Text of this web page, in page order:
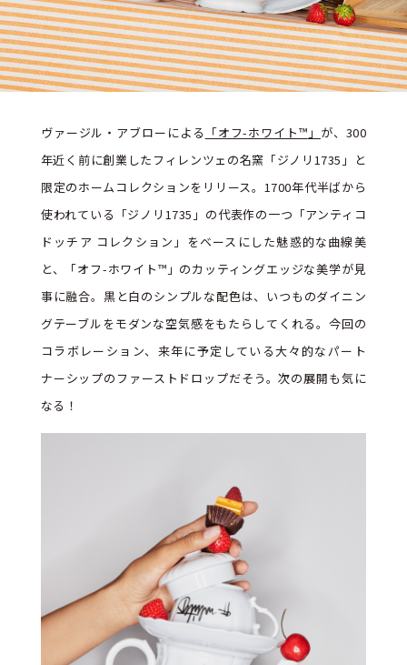
ヴァージル・アブローによる 「オフ-ホワイト™ 」 が、300
年近く前に創業したフィレンツェの名窯「ジノリ1735」と
限定のホームコレクションをリリース。1700年代半ばから
使われている「ジノリ1735」の代表作の一つ「アンティコ
ドッチア コレクション」をベースにした魅惑的な曲線美
と、「オフ-ホワイト™ 」のカッティングエッジな美学が見
事に融合。黒と白のシンプルな配色は、いつものダイニン
グテーブルをモダンな空気感をもたらしてくれる。今回の
コラボレーション、来年に予定している大々的なパート
ナーシップのファーストドロップだそう。次の展開も気に
なる！